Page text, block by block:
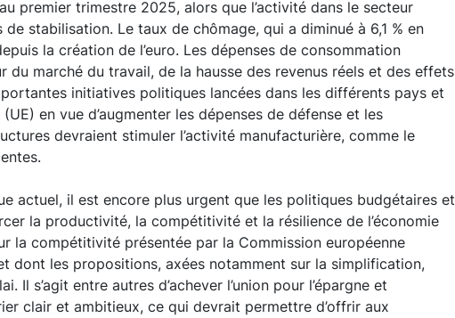
premier trimestre 2025, alors que l’activité dans le secteur
stabilisation. Le taux de chômage, qui a diminué à 6,1 % en
la création de l’euro. Les dépenses de consommation
du marché du travail, de la hausse des revenus réels et des effets
initiatives politiques lancées dans les différents pays et
en vue d’augmenter les dépenses de défense et les
devraient stimuler l’activité manufacturière, comme le
actuel, il est encore plus urgent que les politiques budgétaires et
la productivité, la compétitivité et la résilience de l’économie
la compétitivité présentée par la Commission européenne
dont les propositions, axées notamment sur la simplification,
Il s’agit entre autres d’achever l’union pour l’épargne et
clair et ambitieux, ce qui devrait permettre d’offrir aux